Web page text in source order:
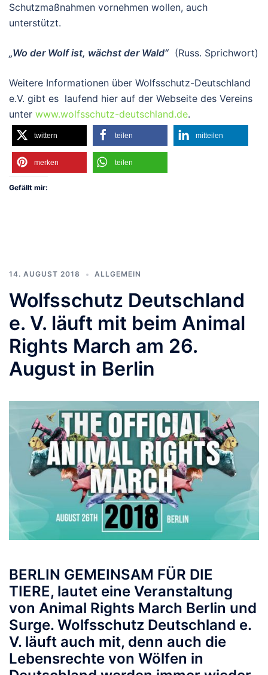
Schutzmaßnahmen vornehmen wollen, auch
unterstützt.
„Wo der Wolf ist, wächst der Wald“ (Russ. Sprichwort)
Weitere Informationen über Wolfsschutz-Deutschland
e.V. gibt es laufend hier auf der Webseite des Vereins
unter www.wolfsschutz-deutschland.de.
twittern teilen mitteilen
merken teilen
Gefällt mir:
14. AUGUST 2018 ALLGEMEIN
Wolfsschutz Deutschland
e. V. läuft mit beim Animal
Rights March am 26.
August in Berlin
BERLIN GEMEINSAM FÜR DIE
TIERE, lautet eine Veranstaltung
von Animal Rights March Berlin und
Surge. Wolfsschutz Deutschland e.
V. läuft auch mit, denn auch die
Lebensrechte von Wölfen in